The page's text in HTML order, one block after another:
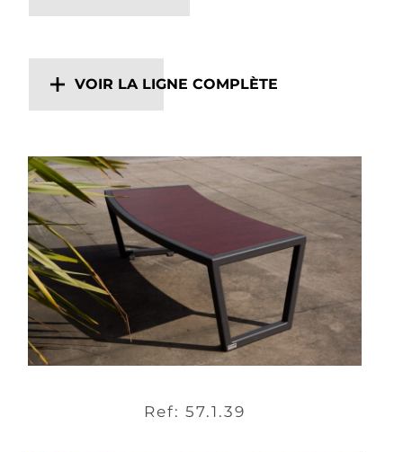
Ref: 57.1.39
VOIR LA LIGNE COMPLÈTE